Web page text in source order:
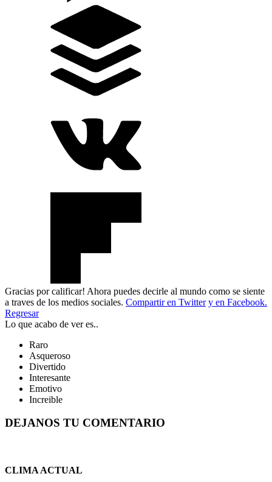
Gracias por calificar! Ahora puedes decirle al mundo como se siente
a traves de los medios sociales. Compartir en Twitter y en Facebook.
Regresar
Lo que acabo de ver es..
Raro
Asqueroso
Divertido
Interesante
Emotivo
Increible
DEJANOS TU COMENTARIO
CLIMA ACTUAL